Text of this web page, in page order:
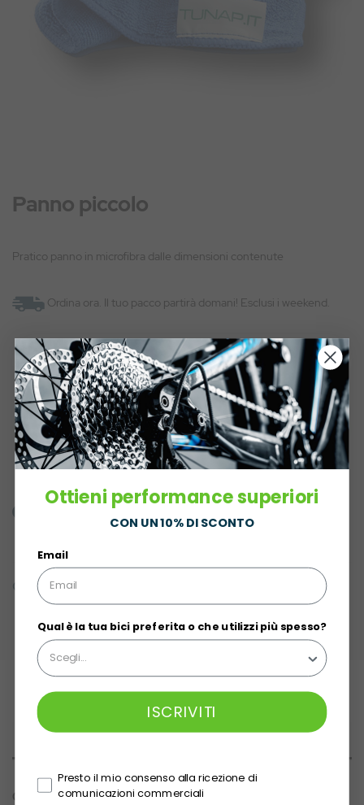
Panno piccolo
Pratico panno in microfibra dalle dimensioni contenute
Ordina ora. Il tuo pacco partirà domani! Esclusi i weekend.
AGGIUNGI AL CARRELLO
Caratteristiche
Codice Articolo WG115
Ottieni performance superiori
CON UN 10% DI SCONTO
Email
Qual è la tua bici preferita o che utilizzi più spesso?
ISCRIVITI
Presto il mio consenso alla ricezione di
comunicazioni commerciali